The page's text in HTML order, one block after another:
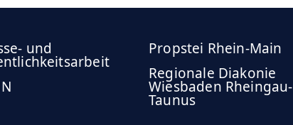
und
Propstei Rhein-Main
Regionale Diakonie
Wiesbaden Rheingau-
Taunus